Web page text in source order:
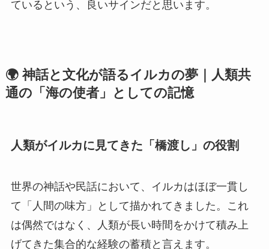
ているという、良いサインだと思います。
🌍 神話と文化が語るイルカの夢｜人類共
通の「海の使者」としての記憶
人類がイルカに見てきた「橋渡し」の役割
世界の神話や民話において、イルカはほぼ一貫し
て「人間の味方」として描かれてきました。これ
は偶然ではなく、人類が長い時間をかけて積み上
げてきた集合的な経験の蓄積と言えます。